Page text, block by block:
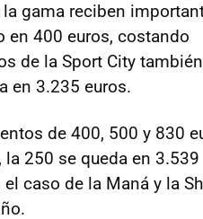
gama reciben
en 400 euros, costando
de la Sport City también
en 3.235 euros.
de 400, 500 y 830
250 se queda en 3.539
caso de la Maná y la